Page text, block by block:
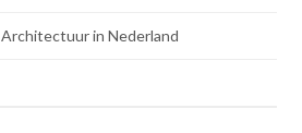
Architectuur in Nederland